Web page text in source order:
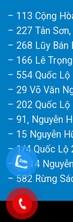
– 113 Cộng
– 227 Tân
– 268 Lũy Bán
– 166 Lê
– 554 Quốc
– 29 Võ Văn
– 202 Quốc Lộ
– 91, Nguyễn
– 15 Nguyễn
– 1/4 Quốc Lộ
– số 14
– 582 Rừng